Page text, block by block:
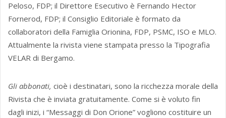
Peloso, FDP; il Direttore Esecutivo è Fernando Hector
Fornerod, FDP; il Consiglio Editoriale è formato da
collaboratori della Famiglia Orionina, FDP, PSMC, ISO e MLO.
Attualmente la rivista viene stampata presso la Tipografia
VELAR di Bergamo.
Gli abbonati, cioè i destinatari, sono la ricchezza morale della
Rivista che è inviata gratuitamente. Come si è voluto fin
dagli inizi, i “Messaggi di Don Orione” vogliono costituire un